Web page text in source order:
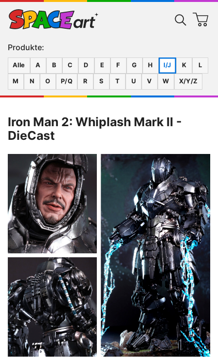
Produkte:
Alle A B C D E F G H I/J K L
M N O P/Q R S T U V W X/Y/Z
Iron Man 2: Whiplash Mark II -
DieCast